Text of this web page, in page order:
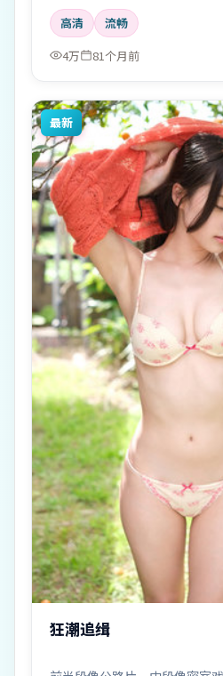
高清
流畅
4万
81个月前
最新
狂潮追缉